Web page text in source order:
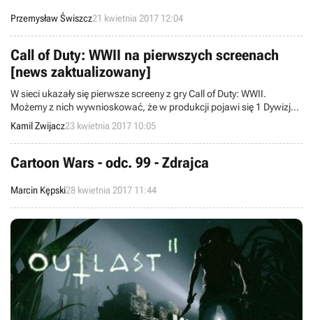
Przemysław Świszcz21 kwietnia 2017 12:04
Call of Duty: WWII na pierwszych screenach
[news zaktualizowany]
W sieci ukazały się pierwsze screeny z gry Call of Duty: WWII.
Możemy z nich wywnioskować, że w produkcji pojawi się 1 Dywizja
Piechoty (Big Red One – Wielka Czerwona Jedynka) i weźmiemy
udział w inwazji na Normandię.
Kamil Zwijacz23 kwietnia 2017 10:05
Cartoon Wars - odc. 99 - Zdrajca
Marcin Kępski28 kwietnia 2017 11:44